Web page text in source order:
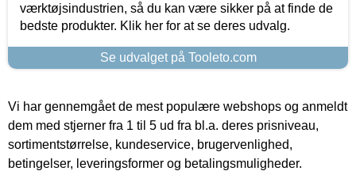
værktøjsindustrien, så du kan være sikker på at finde de
bedste produkter. Klik her for at se deres udvalg.
Se udvalget på Tooleto.com
Vi har gennemgået de mest populære webshops og anmeldt
dem med stjerner fra 1 til 5 ud fra bl.a. deres prisniveau,
sortimentstørrelse, kundeservice, brugervenlighed,
betingelser, leveringsformer og betalingsmuligheder.